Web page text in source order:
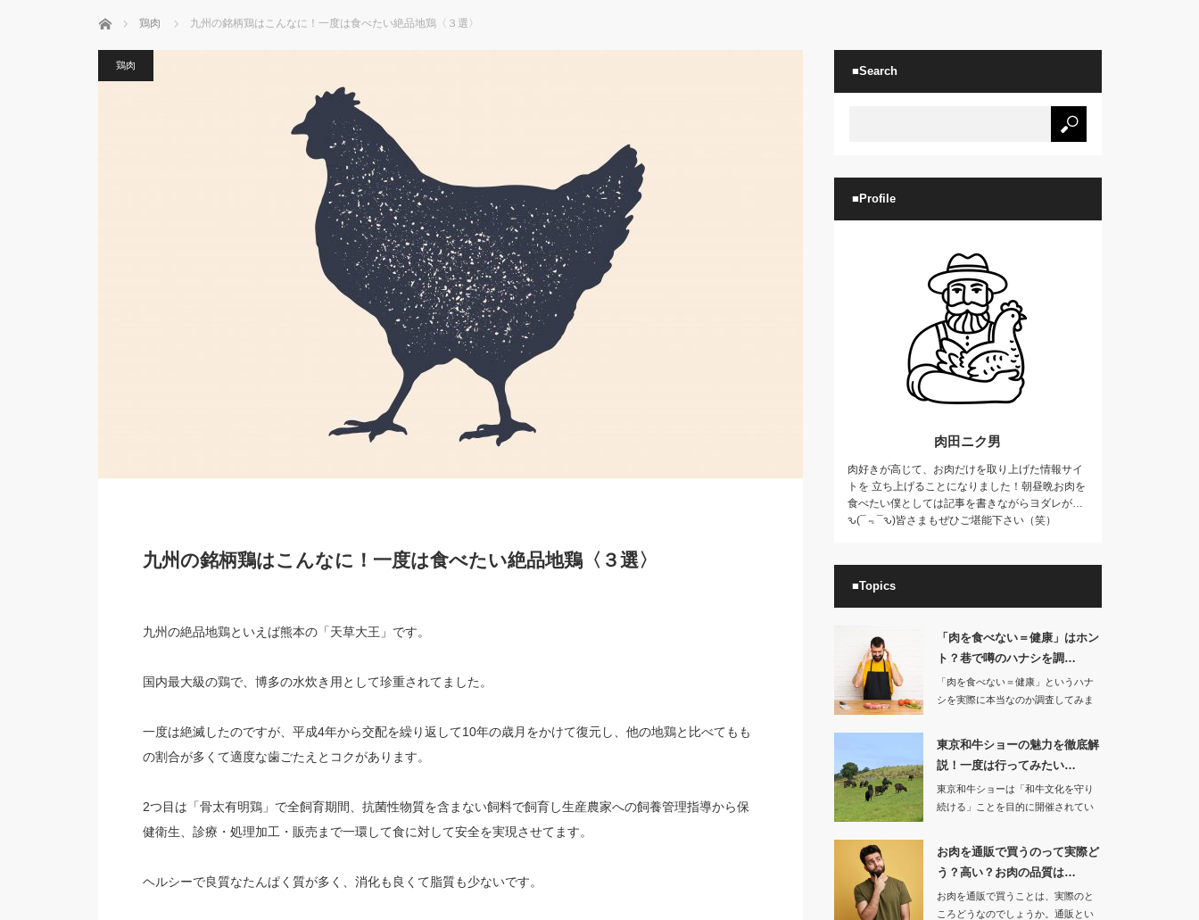
ホーム 鶏肉 九州の銘柄鶏はこんなに！一度は食べたい絶品地鶏〈３選〉
鶏肉
九州の銘柄鶏はこんなに！一度は食べたい絶品地鶏〈３選〉
九州の絶品地鶏といえば熊本の「天草大王」です。
国内最大級の鶏で、博多の水炊き用として珍重されてました。
一度は絶滅したのですが、平成4年から交配を繰り返して10年の歳月をかけて復元し、他の地鶏と比べてもも
の割合が多くて適度な歯ごたえとコクがあります。
2つ目は「骨太有明鶏」で全飼育期間、抗菌性物質を含まない飼料で飼育し生産農家への飼養管理指導から保
健衛生、診療・処理加工・販売まで一環して食に対して安全を実現させてます。
ヘルシーで良質なたんぱく質が多く、消化も良くて脂質も少ないです。
■Search
■Profile
肉田ニク男
肉好きが高じて、お肉だけを取り上げた情報サイ
トを 立ち上げることになりました！朝昼晩お肉を
食べたい僕としては記事を書きながらヨダレが…
ԅ(¯﹃¯ԅ)皆さまもぜひご堪能下さい（笑）
■Topics
「肉を食べない＝健康」はホン
ト？巷で噂のハナシを調…
「肉を食べない＝健康」というハナ
シを実際に本当なのか調査してみま
東京和牛ショーの魅力を徹底解
説！一度は行ってみたい…
東京和牛ショーは「和牛文化を守り
続ける」ことを目的に開催されてい
お肉を通販で買うのって実際ど
う？高い？お肉の品質は…
お肉を通販で買うことは、実際のと
ころどうなのでしょうか。通販とい